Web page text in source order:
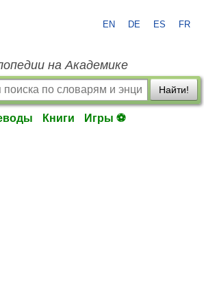
EN DE ES FR
на Академике
Найти!
Книги Игры ⚽